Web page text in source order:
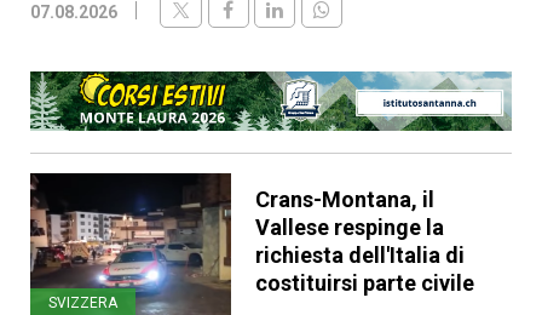
07.08.2026
SVIZZERA
Crans-Montana, il
Vallese respinge la
richiesta dell'Italia di
costituirsi parte civile